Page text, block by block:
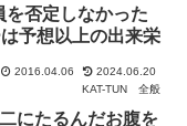
否定しなかった
予想以上の出来栄
2016.04.06
2024.06.20
KAT-TUN
全般
にたるんだお腹を